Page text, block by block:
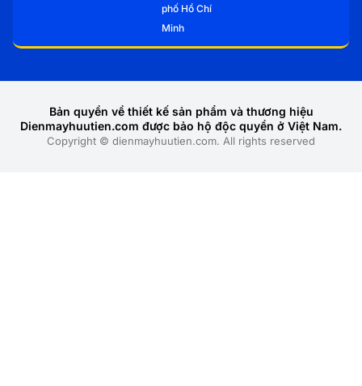
phố Hồ Chí
Minh
Copyright © dienmayhuutien.com. All rights reserved
Bản quyền về thiết kế sản phẩm và thương hiệu
Dienmayhuutien.com được bảo hộ độc quyền ở Việt Nam.